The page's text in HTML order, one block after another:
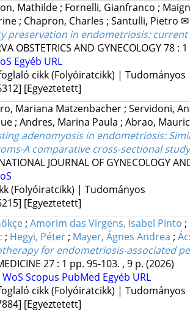
Mathilde; Fornelli, Gianfranco ;
; Chapron, Charles ; Santulli, Pietro ✉
preservation in endometriosis:
OBSTETRICS AND GYNECOLOGY78: 1
Egyéb URL
cikk (Folyóiratcikk) | Tudományos
[Egyeztetett]
Mariana Matzenbacher; Servidoni,
; Andres, Marina Paula ; Abrao,
adenomyosis in endometriosis:
A comparative cross-sectional study
JOURNAL OF GYNECOLOGY
(Folyóiratcikk) | Tudományos
[Egyeztetett]
; Amorim das Virgens, Isabel Pinto ;
; Hegyi, Péter; Mayer, Ágnes Andrea ;
for endometriosis-associated
27: 1 pp. 95-103. , 9 p. (2026)
WoS Scopus PubMed Egyéb URL
cikk (Folyóiratcikk) | Tudományos
[Egyeztetett]